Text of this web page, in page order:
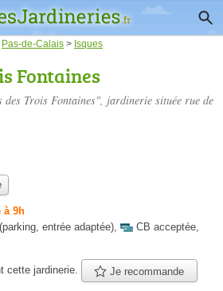
Pas-de-Calais > Isques
Fontaines
des Trois Fontaines", jardinerie située rue de
à 9h
(parking, entrée adaptée), CB acceptée,
cette jardinerie. Je recommande